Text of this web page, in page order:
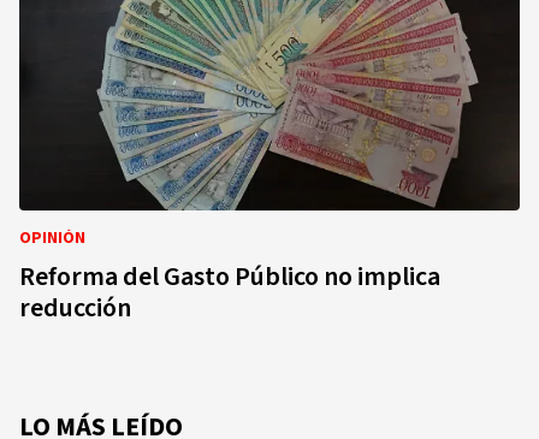
OPINIÓN
Reforma del Gasto Público no implica
reducción
LO MÁS LEÍDO